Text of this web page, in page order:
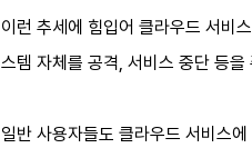
이런 추세에 힘입어 클라우드 서비
스템 자체를 공격, 서비스 중단 등
일반 사용자들도 클라우드 서비스